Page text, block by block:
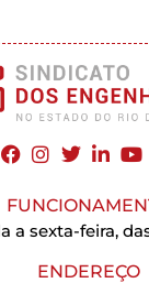
a sexta-feira,
ENDEREÇO